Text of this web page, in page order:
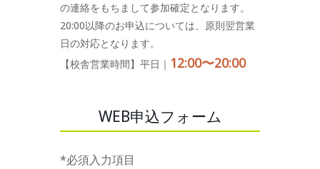
の連絡をもちまして参加確定となります。
20:00以降のお申込については、原則翌営業
日の対応となります。
【校舎営業時間】平日｜ 12:00〜20:00
WEB申込フォーム
*必須入力項目